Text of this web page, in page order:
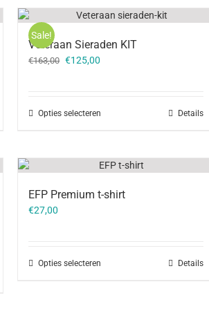
Sale!
Veteraan Sieraden KIT
€163,00 Oorspronkelijke
€125,00
Opties selecteren Details
EFP Premium t-shirt
€27,00
Opties selecteren Details